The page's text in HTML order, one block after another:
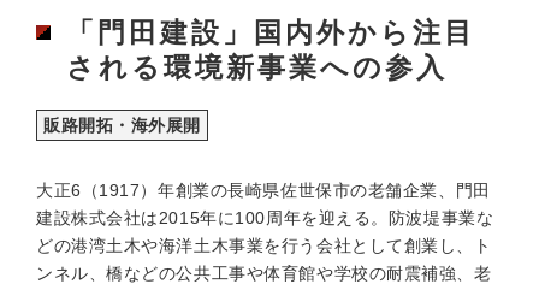
「門田建設」国内外から注目
される環境新事業への参入
販路開拓・海外展開
大正6（1917）年創業の長崎県佐世保市の老舗企業、門田
建設株式会社は2015年に100周年を迎える。防波堤事業な
どの港湾土木や海洋土木事業を行う会社として創業し、ト
ンネル、橋などの公共工事や体育館や学校の耐震補強、老